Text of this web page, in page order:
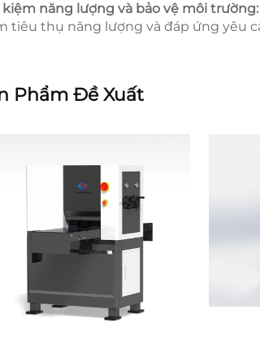
kiệm năng lượng và bảo vệ môi trường:
tiêu thụ năng lượng và đáp ứng yêu
Phẩm Đề Xuất